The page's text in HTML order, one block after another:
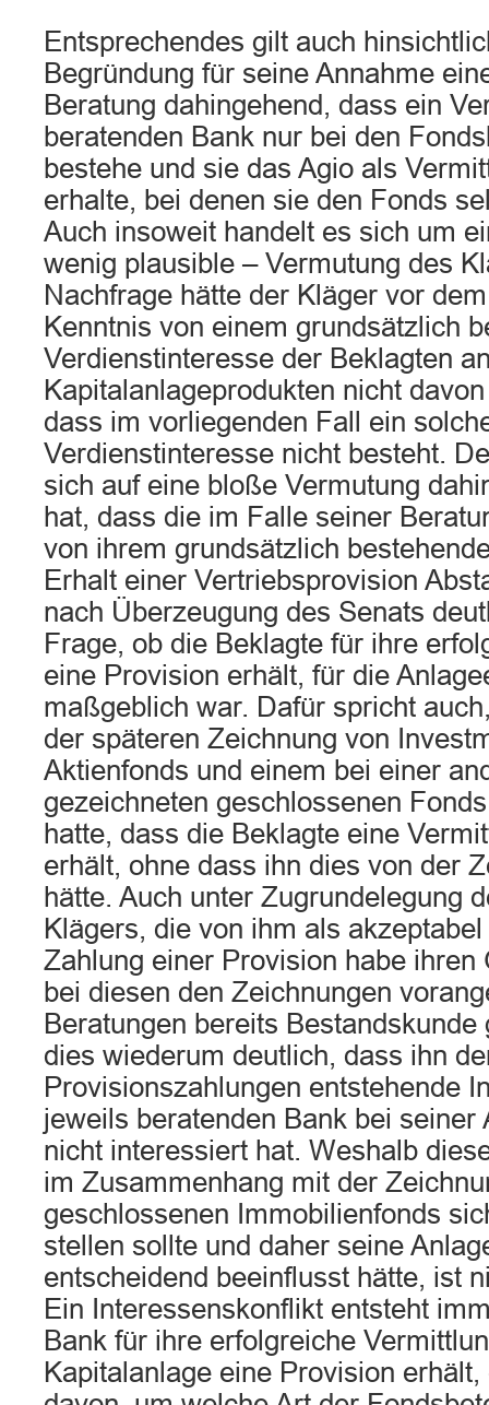
Entsprechendes gilt auch
Begründung für seine Annahme
Beratung dahingehend, dass ein
beratenden Bank nur bei den
bestehe und sie das Agio als
erhalte, bei denen sie den Fonds
Auch insoweit handelt es sich um
wenig plausible – Vermutung des
Nachfrage hätte der Kläger vor
Kenntnis von einem grundsätzlich
Verdienstinteresse der Beklagten
Kapitalanlageprodukten nicht
dass im vorliegenden Fall ein
Verdienstinteresse nicht besteht.
sich auf eine bloße Vermutung
hat, dass die im Falle seiner
von ihrem grundsätzlich
Erhalt einer Vertriebsprovision
nach Überzeugung des Senats
Frage, ob die Beklagte für ihre
eine Provision erhält, für die
maßgeblich war. Dafür spricht
der späteren Zeichnung von
Aktienfonds und einem bei einer
gezeichneten geschlossenen
hatte, dass die Beklagte eine
erhält, ohne dass ihn dies von der
hätte. Auch unter Zugrundelegung
Klägers, die von ihm als
Zahlung einer Provision habe ihren
bei diesen den Zeichnungen
Beratungen bereits
dies wiederum deutlich, dass ihn
Provisionszahlungen entstehende
jeweils beratenden Bank bei seiner
nicht interessiert hat. Weshalb
im Zusammenhang mit der
geschlossenen Immobilienfonds
stellen sollte und daher seine
entscheidend beeinflusst hätte, ist
Ein Interessenskonflikt entsteht
Bank für ihre erfolgreiche
Kapitalanlage eine Provision